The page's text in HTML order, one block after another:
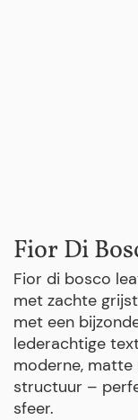
Fior Di
Fior di bosco
met zachte
met een
lederachtige
moderne,
structuur –
sfeer.